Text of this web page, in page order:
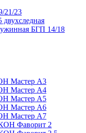
21/23
двухследная
БГП 14/18
Мастер А3
Мастер А4
Мастер А5
Мастер А6
Мастер А7
Фаворит 2